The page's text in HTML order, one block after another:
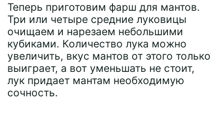
Теперь приготовим фарш для мантов.
Три или четыре средние луковицы
очищаем и нарезаем небольшими
кубиками. Количество лука можно
увеличить, вкус мантов от этого только
выиграет, а вот уменьшать не стоит,
лук придает мантам необходимую
сочность.